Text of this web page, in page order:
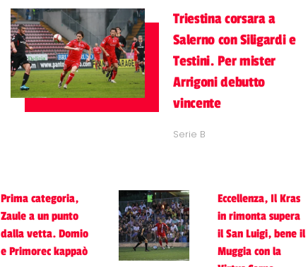
Triestina corsara a
Salerno con Siligardi e
Testini. Per mister
Arrigoni debutto
vincente
Serie B
Prima categoria,
Zaule a un punto
dalla vetta. Domio
e Primorec kappaò
Eccellenza, Il Kras
in rimonta supera
il San Luigi, bene il
Muggia con la